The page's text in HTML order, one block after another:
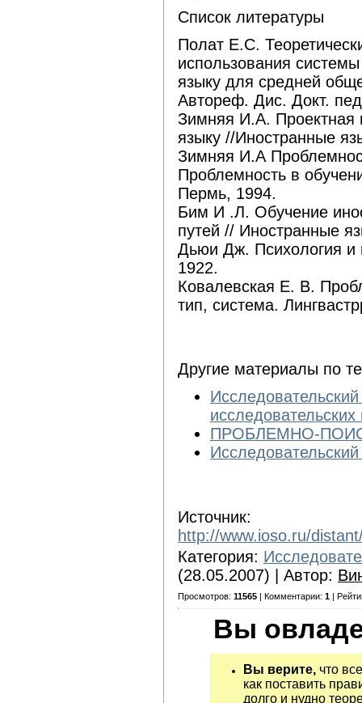
Список литературы
Полат Е.С.
использования
языку для средней
Автореф. Дис. Докт.
Зимняя И.А. Проектная
языку //Иностранные
Зимняя И.А
Проблемность в
Пермь, 1994.
Бим И .Л. Обучение
путей // Иностранные
Дьюи Дж. Психология и
1922.
Ковалевская Е. В.
тип, система.
Другие материалы по
исследовательских
ПРОБЛЕМНО-
Источник:
http://www.ioso.ru/
Категория:
(28.05.2007) | Автор:
Просмотров: 11565 | Комментарии: 1 |
Вы
Вы верите, что
как поставить
долго и нудно